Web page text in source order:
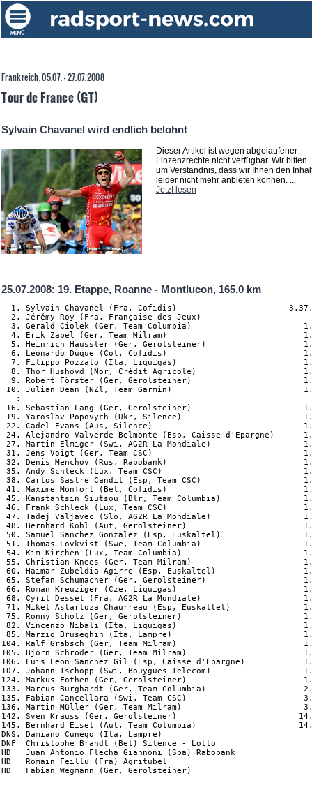
Frankreich, 05.07. - 27.07.2008
Tour de France (GT)
Sylvain Chavanel wird endlich belohnt
Dieser Artikel ist wegen abgelaufener
Linzenzrechte nicht verfügbar. Wir bitten
um Verständnis, dass wir Ihnen den
leider nicht mehr anbieten können. ...
Jetzt lesen
25.07.2008: 19. Etappe, Roanne - Montlucon, 165,0 km
1. Sylvain Chavanel (Fra, Cofidis)
  2. Jérémy Roy (Fra, Française des Jeux)
3. Gerald Ciolek (Ger, Team Columbia)
4. Erik Zabel (Ger, Team Milram)
5. Heinrich Haussler (Ger, Gerolsteiner)
6. Leonardo Duque (Col, Cofidis)
7. Filippo Pozzato (Ita, Liquigas)
8. Thor Hushovd (Nor, Crédit Agricole)
9. Robert Förster (Ger, Gerolsteiner)
10. Julian Dean (NZl, Team Garmin)
   :
16. Sebastian Lang (Ger, Gerolsteiner)
19. Yaroslav Popovych (Ukr, Silence)
22. Cadel Evans (Aus, Silence)
24. Alejandro Valverde Belmonte (Esp, Caisse d'Epargne)
27. Martin Elmiger (Swi, AG2R La Mondiale)
31. Jens Voigt (Ger, Team CSC)
32. Denis Menchov (Rus, Rabobank)
35. Andy Schleck (Lux, Team CSC)
38. Carlos Sastre Candil (Esp, Team CSC)
41. Maxime Monfort (Bel, Cofidis)
45. Kanstantsin Siutsou (Blr, Team Columbia)
46. Frank Schleck (Lux, Team CSC)
47. Tadej Valjavec (Slo, AG2R La Mondiale)
48. Bernhard Kohl (Aut, Gerolsteiner)
50. Samuel Sanchez Gonzalez (Esp, Euskaltel)
51. Thomas Lövkvist (Swe, Team Columbia)
54. Kim Kirchen (Lux, Team Columbia)
55. Christian Knees (Ger, Team Milram)
60. Haimar Zubeldia Agirre (Esp, Euskaltel)
65. Stefan Schumacher (Ger, Gerolsteiner)
66. Roman Kreuziger (Cze, Liquigas)
68. Cyril Dessel (Fra, AG2R La Mondiale)
71. Mikel Astarloza Chaurreau (Esp, Euskaltel)
75. Ronny Scholz (Ger, Gerolsteiner)
82. Vincenzo Nibali (Ita, Liquigas)
85. Marzio Bruseghin (Ita, Lampre)
104. Ralf Grabsch (Ger, Team Milram)
105. Björn Schröder (Ger, Team Milram)
106. Luis Leon Sanchez Gil (Esp, Caisse d'Epargne)
107. Johann Tschopp (Swi, Bouygues Telecom)
124. Markus Fothen (Ger, Gerolsteiner)
133. Marcus Burghardt (Ger, Team Columbia)
135. Fabian Cancellara (Swi, Team CSC)
136. Martin Müller (Ger, Team Milram)
142. Sven Krauss (Ger, Gerolsteiner)
145. Bernhard Eisel (Aut, Team Columbia)
DNS. Damiano Cunego (Ita, Lampre)
DNF  Christophe Brandt (Bel) Silence -
HD   Juan Antonio Flecha Giannoni (Spa)
HD   Romain Feillu (Fra) Agritubel